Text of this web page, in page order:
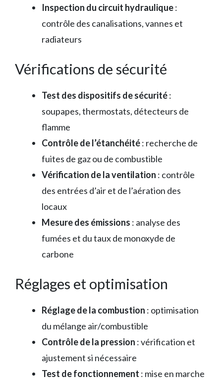
Inspection du circuit hydraulique:
contrôle des canalisations, vannes et
radiateurs
Vérifications de sécurité
Test des dispositifs de sécurité:
soupapes, thermostats, détecteurs de
flamme
Contrôle de l’étanchéité: recherche de
fuites de gaz ou de combustible
Vérification de la ventilation : contrôle
des entrées d’air et de l’aération des
locaux
Mesure des émissions : analyse des
fumées et du taux de monoxyde de
carbone
Réglages et optimisation
Réglage de la combustion : optimisation
du mélange air/combustible
Contrôle de la pression : vérification et
ajustement si nécessaire
Test de fonctionnement : mise en marche